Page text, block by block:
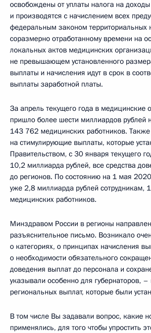
освобождены от уплаты налога на
и производятся с начислением всех
федеральным законом территориальных
соразмерно отработанному времени на
локальных актов медицинских
не превышающем установленного
выплаты и начисления идут в срок в
выплаты заработной платы.
За апрель текущего года в медицинские
пришло более шести миллиардов рублей
143 762 медицинских работников. Также
на стимулирующие выплаты, которые
Правительством, с 30 января текущего
10,2 миллиарда рублей, все средства
до регионов. По состоянию на 1 мая
уже 2,8 миллиарда рублей сотрудникам,
медицинских работников.
Минздравом России в регионы
разъяснительное письмо. Возникало
о категориях, о принципах начисления
о необходимости обязательного
доведения выплат до персонала и
указывали особенно для губернаторов, –
региональных выплат, которые были
В том числе Вы задавали вопрос, какие
применялись, для того чтобы упростить